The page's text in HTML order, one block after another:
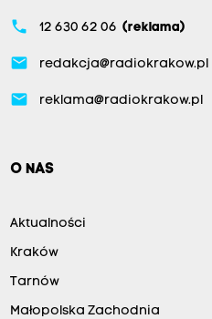
phone 12 630 62 06 (reklama)
email redakcja@radiokrakow.pl
email reklama@radiokrakow.pl
O NAS
Aktualności
Kraków
Tarnów
Małopolska Zachodnia